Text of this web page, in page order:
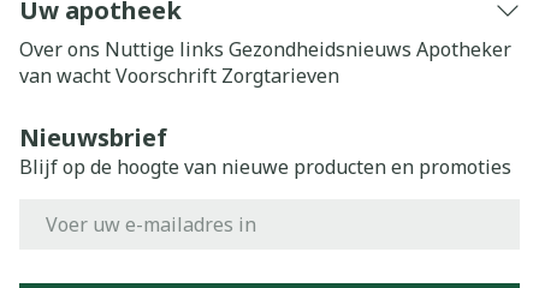
Uw apotheek
Over ons Nuttige links Gezondheidsnieuws Apotheker
van wachtVoorschrift Zorgtarieven
Nieuwsbrief
Blijf op de hoogte van nieuwe producten en promoties